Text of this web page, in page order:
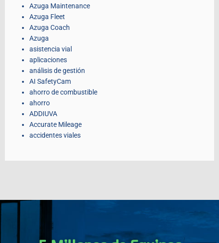
Azuga Maintenance
Azuga Fleet
Azuga Coach
Azuga
asistencia vial
aplicaciones
análisis de gestión
AI SafetyCam
ahorro de combustible
ahorro
ADDIUVA
Accurate Mileage
accidentes viales